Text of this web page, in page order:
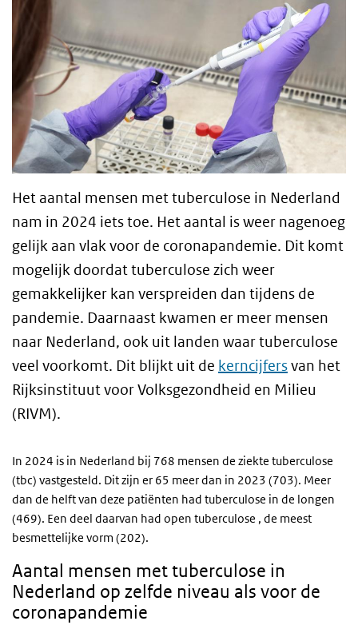
Het aantal mensen met tuberculose in Nederland
nam in 2024 iets toe. Het aantal is weer nagenoeg
gelijk aan vlak voor de coronapandemie. Dit komt
mogelijk doordat tuberculose zich weer
gemakkelijker kan verspreiden dan tijdens de
pandemie. Daarnaast kwamen er meer mensen
naar Nederland, ook uit landen waar tuberculose
veel voorkomt. Dit blijkt uit de kerncijfersvan het
Rijksinstituut voor Volksgezondheid en Milieu
(RIVM).
In 2024 is in Nederland bij 768 mensen de ziekte tuberculose
(tbc) vastgesteld. Dit zijn er 65 meer dan in 2023 (703). Meer
dan de helft van deze patiënten had tuberculose in de longen
(469). Een deel daarvan had open tuberculose , de meest
besmettelijke vorm (202).
Aantal mensen met tuberculose in
Nederland op zelfde niveau als voor de
coronapandemie